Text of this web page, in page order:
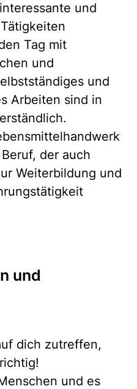
und
Tag mit
und
und
Arbeiten sind in
der auch
Weiterbildung und
und
dich zutreffen,
und es